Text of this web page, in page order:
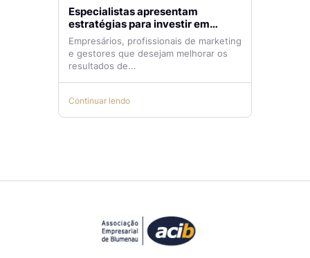
Especialistas apresentam
estratégias para investir em
tráfego pago com mais eficiência
Empresários, profissionais de marketing
e gestores que desejam melhorar os
resultados de...
Continuar lendo